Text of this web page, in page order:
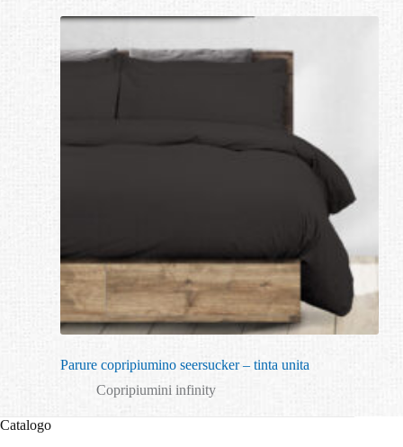
Parure copripiumino seersucker – tinta unita
Copripiumini infinity
Catalogo